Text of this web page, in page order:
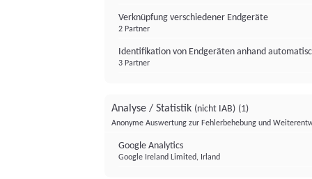
Verknüpfung verschiedener Endgeräte
2 Partner
Identifikation von Endgeräten anhand
3 Partner
Analyse / Statistik (nicht IAB) (1)
Anonyme Auswertung zur Fehlerbehebung und
Google Analytics
Google Ireland Limited, Irland